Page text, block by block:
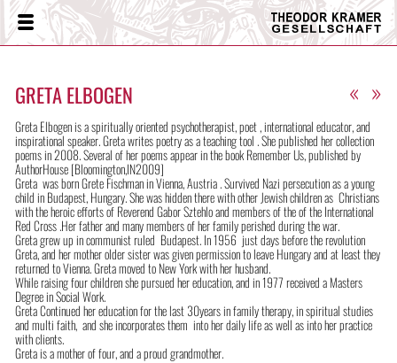
Theodor
Kramer
Menü
« »
GRETA ELBOGEN
Greta Elbogen is a spiritually oriented psychotherapist, poet , international educator, and
inspirational speaker. Greta writes poetry as a teaching tool . She published her collection
poems in 2008. Several of her poems appear in the book Remember Us, published by
AuthorHouse [Bloomington,IN2009]
Greta was born Grete Fischman in Vienna, Austria . Survived Nazi persecution as a young
child in Budapest, Hungary. She was hidden there with other Jewish children as Christians
with the heroic efforts of Reverend Gabor Sztehlo and members of the of the International
Red Cross .Her father and many members of her family perished during the war.
Greta grew up in communist ruled Budapest. In 1956 just days before the revolution
Greta, and her mother older sister was given permission to leave Hungary and at least they
returned to Vienna. Greta moved to New York with her husband.
While raising four children she pursued her education, and in 1977 received a Masters
Degree in Social Work.
Greta Continued her education for the last 30years in family therapy, in spiritual studies
and multi faith, and she incorporates them into her daily life as well as into her practice
with clients.
Greta is a mother of four, and a proud grandmother.